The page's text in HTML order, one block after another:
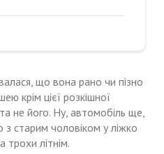
що вона рано чи пізно
крім цієї розкішної
не його. Ну, автомобіль ще,
з старим чоловіком у ліжко
трохи літнім.